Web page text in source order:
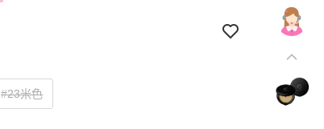
#23米色